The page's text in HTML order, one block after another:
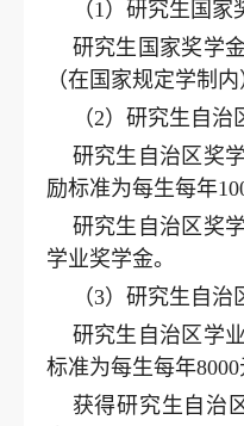
（1）研究生国家
研究生国家奖学
（在国家规定学制
（2）研究生自治
研究生自治区奖
励标准为每生每年
研究生自治区奖
学业奖学金。
（3）研究生自
研究生自治区学
标准为每生每年8000
获得研究生自治